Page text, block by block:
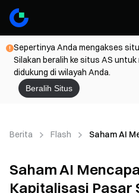
Sepertinya Anda mengakses
Silakan beralih ke situs AS
didukung di wilayah Anda.
Beralih Situs
Berita Flash Saham AI
Saham AI
Kapitalisasi Pasar